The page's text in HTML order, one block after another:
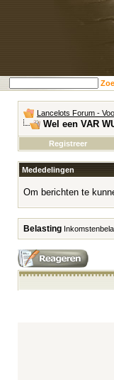
Lancelots Forum -
Wel een VAR
Registreer
Mededelingen
Om berichten te
Belasting